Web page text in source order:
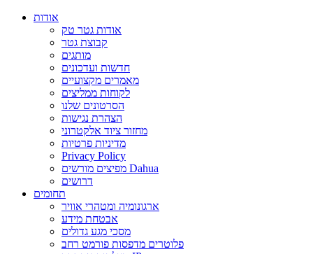
אודות
אודות גטר טק
קבוצת גטר
מותגים
חדשות ועדכונים
מאמרים מקצועיים
לקוחות ממליצים
הסרטונים שלנו
הצהרת נגישות
מחזור ציוד אלקטרוני
מדיניות פרטיות
Privacy Policy
מפיצים מורשים Dahua
דרושים
תחומים
ארגונומיה ומטהרי אוויר
אבטחת מידע
מסכי מגע גדולים
פלוטרים מדפסות פורמט רחב